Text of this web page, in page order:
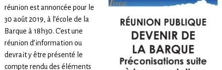
réunion est annoncée pour le
30 août 2019, à l’école de la
Barque à 18h30. C’est une
réunion d’information ou
devrait y être présenté le
compte rendu des éléments